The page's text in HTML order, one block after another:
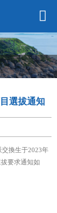
選拔通知
換生于2023年
要求通知如